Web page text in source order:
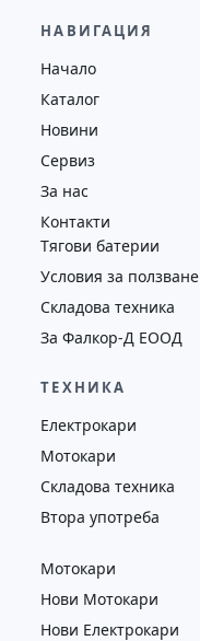
4130
НАВИГАЦИЯ
Начало
Каталог
Новини
Сервиз
За нас
Контакти
Тягови батерии
Условия за ползване
Складова техника
За Фалкор-Д ЕООД
ТЕХНИКА
Електрокари
Мотокари
Складова техника
Втора употреба
Мотокари
Нови Мотокари
Нови Електрокари